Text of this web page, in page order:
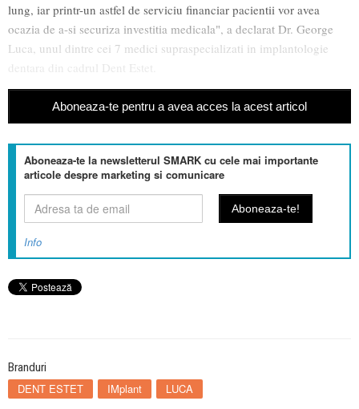
lung, iar printr-un astfel de serviciu financiar pacientii vor avea
ocazia de a-si securiza investitia medicala", a declarat Dr. George
Luca, unul dintre cei 7 medici supraspecializati in implantologie
dentara din cadrul Dent Estet.
Aboneaza-te pentru a avea acces la acest articol
Aboneaza-te la newsletterul SMARK cu cele mai importante
articole despre marketing si comunicare
Info
Branduri
DENT ESTET IMplant LUCA